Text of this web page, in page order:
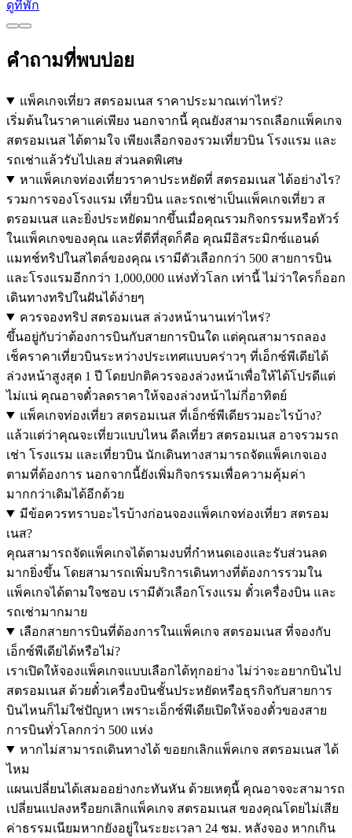
ดูที่พัก
คำถามที่พบบ่อย
แพ็คเกจเที่ยว สตรอมเนส ราคาประมาณเท่าไหร่?
เริ่มต้นในราคาแค่เพียง นอกจากนี้ คุณยังสามารถเลือกแพ็คเกจ
สตรอมเนส ได้ตามใจ เพียงเลือกจองรวมเที่ยวบิน โรงแรม และ
รถเช่าแล้วรับไปเลย ส่วนลดพิเศษ
หาแพ็คเกจท่องเที่ยวราคาประหยัดที่ สตรอมเนส ได้อย่างไร?
รวมการจองโรงแรม เที่ยวบิน และรถเช่าเป็นแพ็คเกจเที่ยว ส
ตรอมเนส และยิ่งประหยัดมากขึ้นเมื่อคุณรวมกิจกรรมหรือทัวร์
ในแพ็คเกจของคุณ และที่ดีที่สุดก็คือ คุณมีอิสระมิกซ์แอนด์
แมทช์ทริปในสไตล์ของคุณ เรามีตัวเลือกกว่า 500 สายการบิน
และโรงแรมอีกกว่า 1,000,000 แห่งทั่วโลก เท่านี้ ไม่ว่าใครก็ออก
เดินทางทริปในฝันได้ง่ายๆ
ควรจองทริป สตรอมเนส ล่วงหน้านานเท่าไหร่?
ขึ้นอยู่กับว่าต้องการบินกับสายการบินใด แต่คุณสามารถลอง
เช็คราคาเที่ยวบินระหว่างประเทศแบบคร่าวๆ ที่เอ็กซ์พีเดียได้
ล่วงหน้าสูงสุด 1 ปี โดยปกติควรจองล่วงหน้าเพื่อให้ได้โปรดีแต่
ไม่แน่ คุณอาจตั๋วลดราคาให้จองล่วงหน้าไม่กี่อาทิตย์
แพ็คเกจท่องเที่ยว สตรอมเนส ที่เอ็กซ์พีเดียรวมอะไรบ้าง?
แล้วแต่ว่าคุณจะเที่ยวแบบไหน ดีลเที่ยว สตรอมเนส อาจรวมรถ
เช่า โรงแรม และเที่ยวบิน นักเดินทางสามารถจัดแพ็คเกจเอง
ตามที่ต้องการ นอกจากนี้ยังเพิ่มกิจกรรมเพื่อความคุ้มค่า
มากกว่าเดิมได้อีกด้วย
มีข้อควรทราบอะไรบ้างก่อนจองแพ็คเกจท่องเที่ยว สตรอม
เนส?
คุณสามารถจัดแพ็คเกจได้ตามงบที่กำหนดเองและรับส่วนลด
มากยิ่งขึ้น โดยสามารถเพิ่มบริการเดินทางที่ต้องการรวมใน
แพ็คเกจได้ตามใจชอบ เรามีตัวเลือกโรงแรม ตั๋วเครื่องบิน และ
รถเช่ามากมาย
เลือกสายการบินที่ต้องการในแพ็คเกจ สตรอมเนส ที่จองกับ
เอ็กซ์พีเดียได้หรือไม่?
เราเปิดให้จองแพ็คเกจแบบเลือกได้ทุกอย่าง ไม่ว่าจะอยากบินไป
สตรอมเนส ด้วยตั๋วเครื่องบินชั้นประหยัดหรือธุรกิจกับสายการ
บินไหนก็ไม่ใช่ปัญหา เพราะเอ็กซ์พีเดียเปิดให้จองตั๋วของสาย
การบินทั่วโลกกว่า 500 แห่ง
หากไม่สามารถเดินทางได้ ขอยกเลิกแพ็คเกจ สตรอมเนส ได้
ไหม
แผนเปลี่ยนได้เสมออย่างกะทันหัน ด้วยเหตุนี้ คุณอาจจะสามารถ
เปลี่ยนแปลงหรือยกเลิกแพ็คเกจ สตรอมเนส ของคุณโดยไม่เสีย
ค่าธรรมเนียมหากยังอยู่ในระยะเวลา 24 ชม. หลังจอง หากเกิน